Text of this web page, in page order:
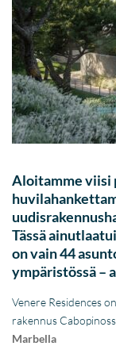
Aloitamme viisi
Tässä
on vain 44
ympäristössä –
Venere Residences
rakennus
Marbella